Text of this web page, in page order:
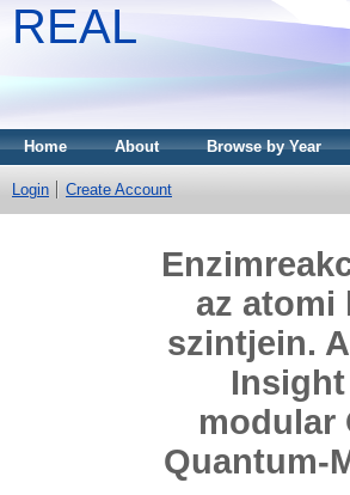
REAL
Home About Browse by Year
Login Create Account
az atomi
szintjein.
modular
Quantum-